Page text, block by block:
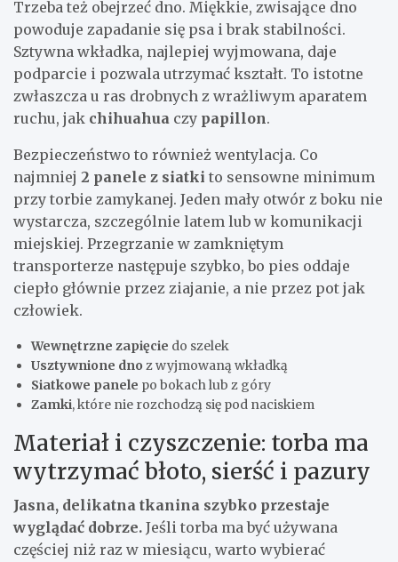
Trzeba też obejrzeć dno. Miękkie, zwisające dno
powoduje zapadanie się psa i brak stabilności.
Sztywna wkładka, najlepiej wyjmowana, daje
podparcie i pozwala utrzymać kształt. To istotne
zwłaszcza u ras drobnych z wrażliwym aparatem
ruchu, jak chihuahua czy papillon.
Bezpieczeństwo to również wentylacja. Co
najmniej 2 panele z siatki to sensowne minimum
przy torbie zamykanej. Jeden mały otwór z boku nie
wystarcza, szczególnie latem lub w komunikacji
miejskiej. Przegrzanie w zamkniętym
transporterze następuje szybko, bo pies oddaje
ciepło głównie przez ziajanie, a nie przez pot jak
człowiek.
Wewnętrzne zapięcie do szelek
Usztywnione dno z wyjmowaną wkładką
Siatkowe panele po bokach lub z góry
Zamki, które nie rozchodzą się pod naciskiem
Materiał i czyszczenie: torba ma
wytrzymać błoto, sierść i pazury
Jasna, delikatna tkanina szybko przestaje
wyglądać dobrze. Jeśli torba ma być używana
częściej niż raz w miesiącu, warto wybierać